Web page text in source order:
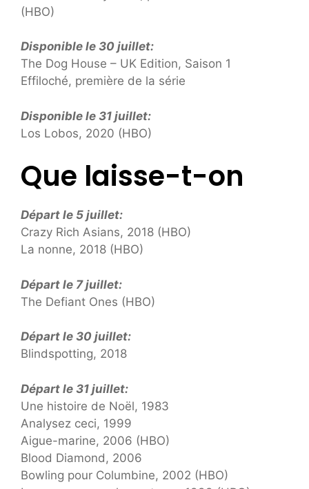
(HBO)
Disponible le 30 juillet:
The Dog House – UK Edition, Saison 1
Effiloché, première de la série
Disponible le 31 juillet:
Los Lobos, 2020 (HBO)
Que laisse-t-on
Départ le 5 juillet:
Crazy Rich Asians, 2018 (HBO)
La nonne, 2018 (HBO)
Départ le 7 juillet:
The Defiant Ones (HBO)
Départ le 30 juillet:
Blindspotting, 2018
Départ le 31 juillet:
Une histoire de Noël, 1983
Analysez ceci, 1999
Aigue-marine, 2006 (HBO)
Blood Diamond, 2006
Bowling pour Columbine, 2002 (HBO)